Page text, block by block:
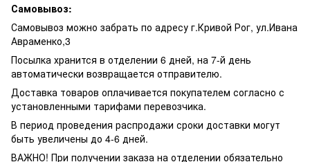
Самовывоз:
Самовывоз можно забрать по адресу г.Кривой Рог, ул.Ивана
Авраменко,3
Посылка хранится в отделении 6 дней, на 7-й день
автоматически возвращается отправителю.
Доставка товаров оплачивается покупателем согласно с
установленными тарифами перевозчика.
В период проведения распродажи сроки доставки могут
быть увеличены до 4-6 дней.
ВАЖНО! При получении заказа на отделении обязательно